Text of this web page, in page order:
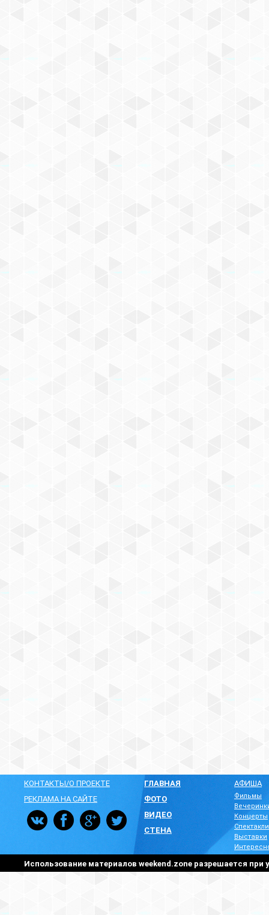
КОНТАКТЫ/О ПРОЕКТЕ
РЕКЛАМА НА САЙТЕ
ГЛАВНАЯ
ФОТО
ВИДЕО
СТЕНА
АФИША
Фильмы
Концерты
Спектакли
Выставки
Использование материалов weekend.zone разрешается